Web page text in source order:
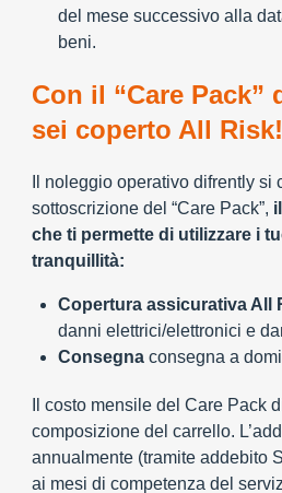
del mese successivo alla
beni.
Con il “Care Pack”
sei coperto All Risk!
Il noleggio operativo difrently si
sottoscrizione del “Care Pack”,
che ti permette di utilizzare i
tranquillità:
Copertura assicurativa All
danni elettrici/elettronici e
Consegna consegna a
Il costo mensile del Care Pack
composizione del carrello.
annualmente (tramite addebito
ai mesi di competenza del